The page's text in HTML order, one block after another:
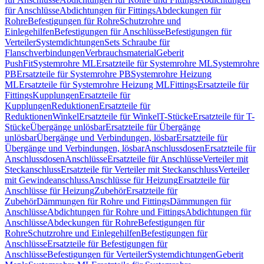
für AnschlüsseAbdichtungen für FittingsAbdeckungen für
RohreBefestigungen für RohreSchutzrohre und
EinlegehilfenBefestigungen für AnschlüsseBefestigungen für
VerteilerSystemdichtungenSets Schraube für
FlanschverbindungenVerbrauchsmaterialGeberit
PushFitSystemrohre MLErsatzteile für Systemrohre MLSystemrohre
PBErsatzteile für Systemrohre PBSystemrohre Heizung
MLErsatzteile für Systemrohre Heizung MLFittingsErsatzteile für
FittingsKupplungenErsatzteile für
KupplungenReduktionenErsatzteile für
ReduktionenWinkelErsatzteile für WinkelT-StückeErsatzteile für T-
StückeÜbergänge unlösbarErsatzteile für Übergänge
unlösbarÜbergänge und Verbindungen, lösbarErsatzteile für
Übergänge und Verbindungen, lösbarAnschlussdosenErsatzteile für
AnschlussdosenAnschlüsseErsatzteile für AnschlüsseVerteiler mit
SteckanschlussErsatzteile für Verteiler mit SteckanschlussVerteiler
mit GewindeanschlussAnschlüsse für HeizungErsatzteile für
Anschlüsse für HeizungZubehörErsatzteile für
ZubehörDämmungen für Rohre und FittingsDämmungen für
AnschlüsseAbdichtungen für Rohre und FittingsAbdichtungen für
AnschlüsseAbdeckungen für RohreBefestigungen für
RohreSchutzrohre und EinlegehilfenBefestigungen für
AnschlüsseErsatzteile für Befestigungen für
AnschlüsseBefestigungen für VerteilerSystemdichtungenGeberit